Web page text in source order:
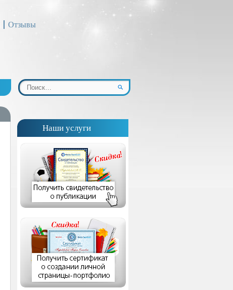
Отзывы
Наши услуги